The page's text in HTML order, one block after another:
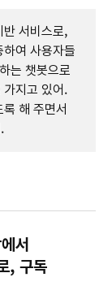
반 서비스로,
여 사용자들
는 챗봇으로
가지고 있어.
해 주면서
서
, 구독